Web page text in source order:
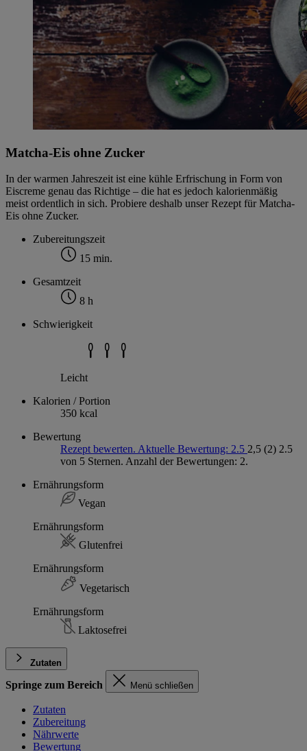
Matcha-Eis ohne Zucker
In der warmen Jahreszeit ist eine kühle Erfrischung in Form von
Eiscreme genau das Richtige – die hat es jedoch kalorienmäßig
meist ordentlich in sich. Probiere deshalb unser Rezept für Matcha-
Eis ohne Zucker.
Zubereitungszeit
15 min.
Gesamtzeit
8 h
Schwierigkeit
Leicht
Kalorien / Portion
350 kcal
Bewertung
Rezept bewerten. Aktuelle Bewertung: 2.5 2,5 (2) 2.5
von 5 Sternen. Anzahl der Bewertungen: 2.
Ernährungsform
Vegan
Ernährungsform
Glutenfrei
Ernährungsform
Vegetarisch
Ernährungsform
Laktosefrei
Zutaten
Springe zum Bereich Menü schließen
Zutaten
Zubereitung
Nährwerte
Bewertung